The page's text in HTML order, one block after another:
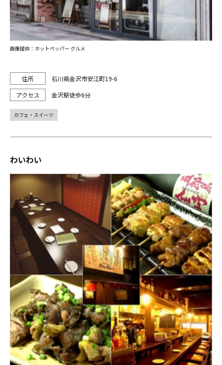
石川県金沢市安江町19-6
金沢駅徒歩6分
画像提供：ホットペッパー グルメ
カフェ・スイーツ
わいわい